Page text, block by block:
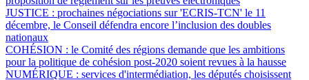
JUSTICE : prochaines négociations sur 'ECRIS-TCN' le 11
décembre, le Conseil défendra encore l’inclusion des doubles
nationaux
COHÉSION : le Comité des régions demande que les ambitions
pour la politique de cohésion post-2020 soient revues à la hausse
NUMÉRIQUE : services d'intermédiation, les députés choisissent